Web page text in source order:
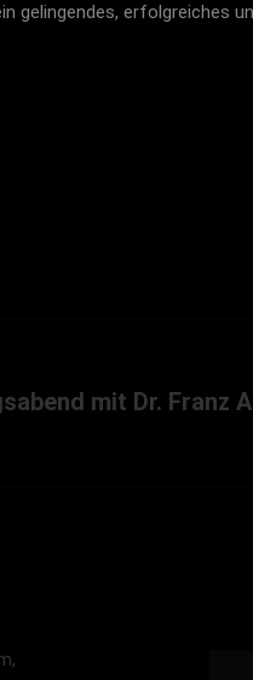
gelingendes, erfolgreiches
mit Dr. Franz